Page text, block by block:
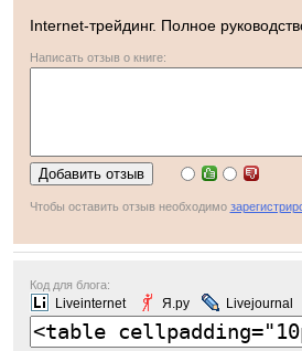
Internet-трейдинг. Полное
Написать отзыв о книге:
Чтобы оставить отзыв необходимо
Код для блога:
Liveinternet Я.ру Livejournal